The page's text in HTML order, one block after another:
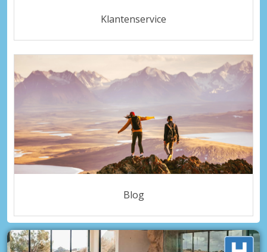
Klantenservice
Blog